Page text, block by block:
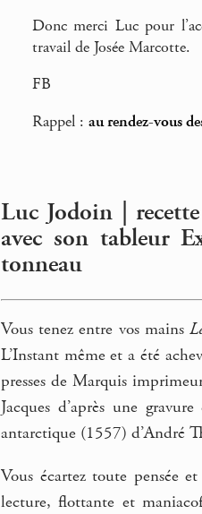
Donc merci Luc pour
travail de Josée Marcotte.
FB
Rappel : au rendez-vous
Luc Jodoin |
avec son tableur
tonneau
Vous tenez entre vos mains
L’Instant même et a été
presses de Marquis
Jacques d’après une
antarctique (1557) d’André
Vous écartez toute pensée
lecture, flottante et